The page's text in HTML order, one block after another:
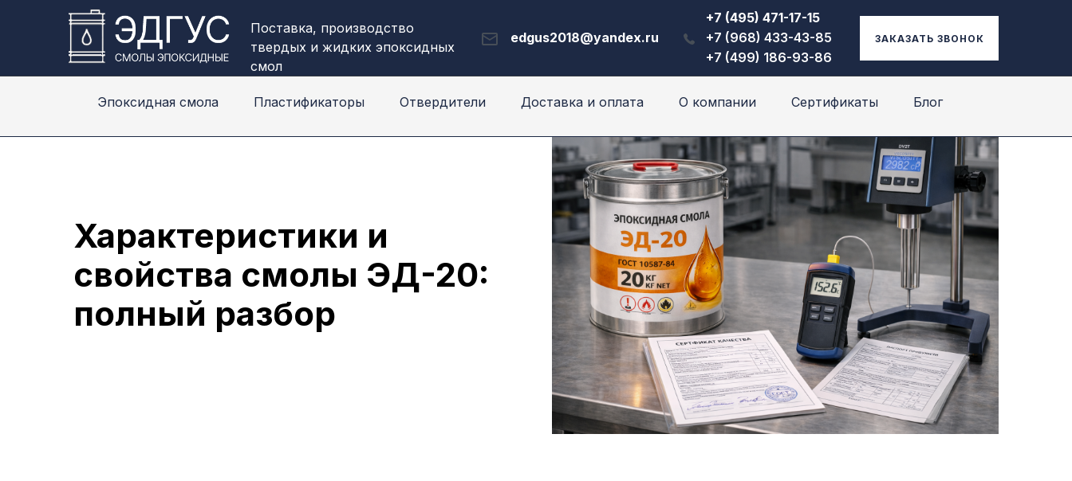
ЗАКАЗАТЬ ЗВОНОК
Поставка, производство
твердых и жидких эпоксидных
смол
+7 (495) 471-17-15
+7 (968) 433-43-85
+7 (499) 186-93-86
edgus2018@yandex.ru
Эпоксидная смола Пластификаторы Отвердители Доставка и оплата О компании Сертификаты Блог
Характеристики и
свойства смолы ЭД-20:
полный разбор